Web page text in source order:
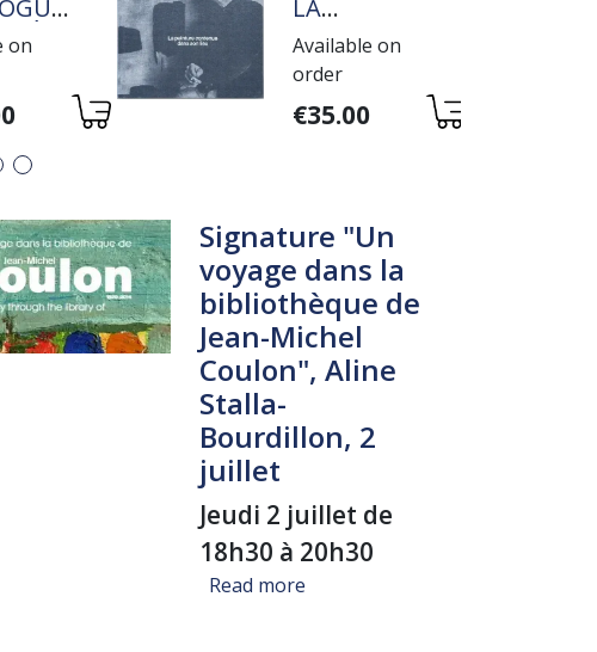
on
LA
PEINTURE
CONTENUE
DANS SON
LIEU
Available on
order
Variations
€35.00
Signature "Un
voyage dans la
bibliothèque de
Jean-Michel
Coulon", Aline
Stalla-
Bourdillon, 2
juillet
Jeudi 2 juillet de
18h30 à 20h30
Read moreabout Signature "Un voyage